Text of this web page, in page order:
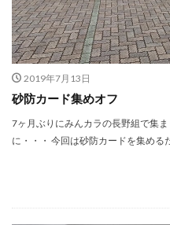
2019年7月13日
砂防カード集めオフ
7ヶ月ぶりにみんカラの長野組で集
に・・・ 今回は砂防カードを集める